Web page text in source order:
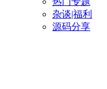
杂谈|福利
源码分享